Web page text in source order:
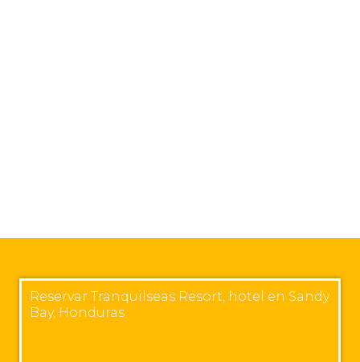
Reservar Tranquilseas Resort, hotel en Sandy
Bay, Honduras